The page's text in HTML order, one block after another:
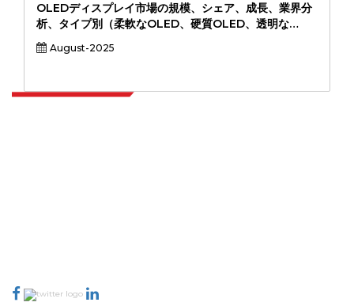
スケア、軍事および防衛、産業、自動車）、および地域
分析、2024～2031年
OLEDディスプレイ市場の規模、シェア、成長、業界分
析、タイプ別（柔軟なOLED、硬質OLED、透明な
OLED、透明なOLED）、アプリケーション（スマート
フォン、テレビ、ウェアラブル、自動車ディスプレイ、
August-2025